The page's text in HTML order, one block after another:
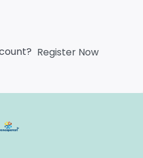
Register Now